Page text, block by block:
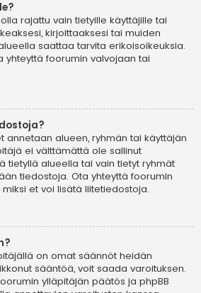
rajattu vain tietyille käyttäjille tai
kirjoittaaksesi tai muiden
saattaa tarvita erikoisoikeuksia.
yhteyttä foorumin valvojaan tai
annetaan alueen, ryhmän tai käyttäjän
ei välttämättä ole sallinut
tietyllä alueella tai vain tietyt ryhmät
tiedostoja. Ota yhteyttä foorumin
et voi lisätä liitetiedostoja.
on omat säännöt heidän
sääntöä, voit saada varoituksen.
ylläpitäjän päätös ja phpBB